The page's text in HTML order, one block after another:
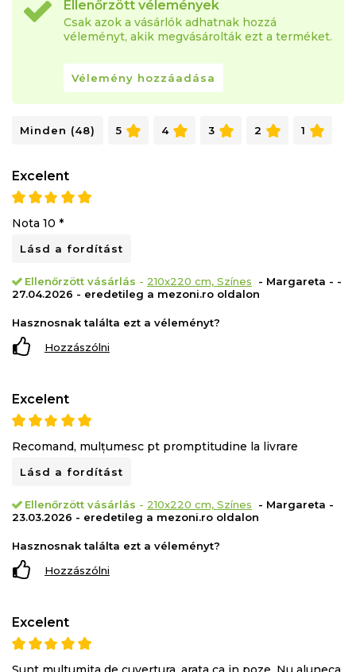
Ellenőrzött vélemények
Csak azok a vásárlók adhatnak hozzá
véleményt, akik megvásárolták ezt a terméket.
Vélemény hozzáadása
Minden (48) 5 4 3 2 1
Excelent
Nota 10 *
Lásd a fordítást
Ellenőrzött vásárlás - 210x220 cm, Színes
- Margareta - -
27.04.2026 - eredetileg a mezoni.ro oldalon
Hasznosnak találta ezt a véleményt?
Hozzászólni
Excelent
Recomand, mulțumesc pt promptitudine la livrare
Lásd a fordítást
Ellenőrzött vásárlás - 210x220 cm, Színes
- Margareta -
23.03.2026 - eredetileg a mezoni.ro oldalon
Hasznosnak találta ezt a véleményt?
Hozzászólni
Excelent